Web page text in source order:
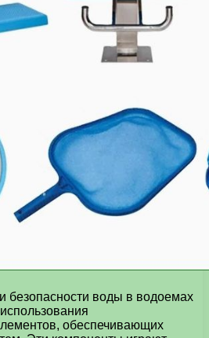
безопасности воды в водоемах
обеспечивающих